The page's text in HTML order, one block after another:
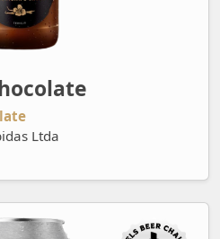
Ltda